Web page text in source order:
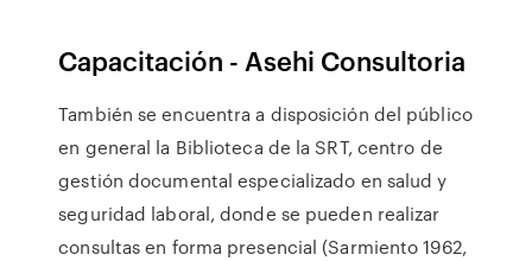
Capacitación - Asehi Consultoria
También se encuentra a disposición del público
en general la Biblioteca de la SRT, centro de
gestión documental especializado en salud y
seguridad laboral, donde se pueden realizar
consultas en forma presencial (Sarmiento 1962,